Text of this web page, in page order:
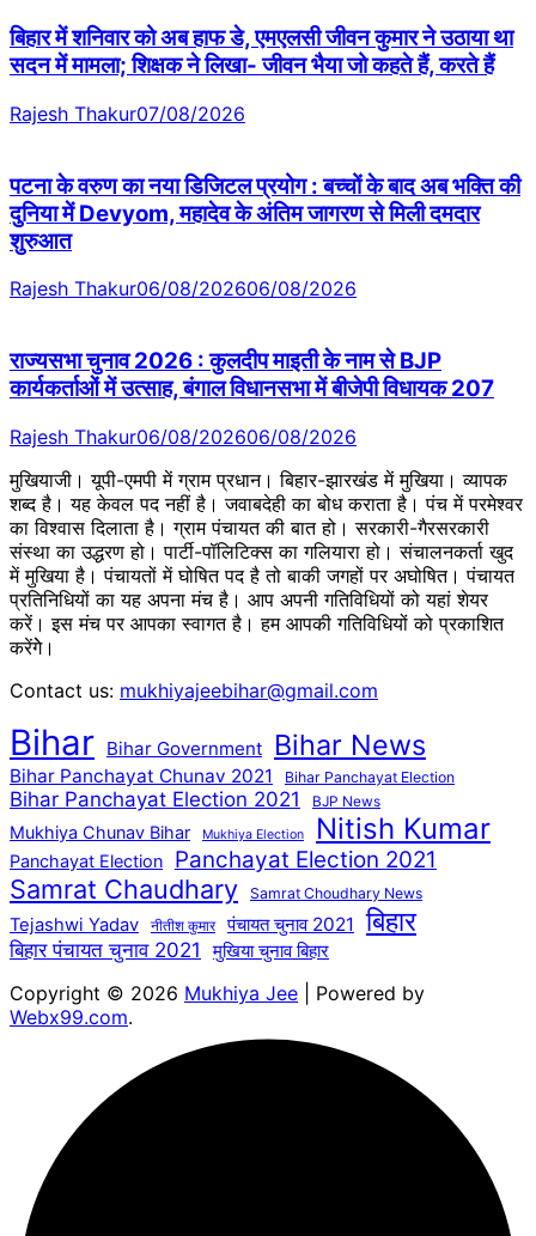
बिहार में शनिवार को अब हाफ डे, एमएलसी जीवन कुमार ने उठाया था
सदन में मामला; शिक्षक ने लिखा- जीवन भैया जो कहते हैं, करते हैं
Rajesh Thakur07/08/2026
पटना के वरुण का नया डिजिटल प्रयोग : बच्चों के बाद अब भक्ति की
दुनिया में Devyom, महादेव के अंतिम जागरण से मिली दमदार
शुरुआत
Rajesh Thakur06/08/202606/08/2026
राज्यसभा चुनाव 2026 : कुलदीप माइती के नाम से BJP
कार्यकर्ताओं में उत्साह, बंगाल विधानसभा में बीजेपी विधायक 207
Rajesh Thakur06/08/202606/08/2026
मुखियाजी। यूपी-एमपी में ग्राम प्रधान। बिहार-झारखंड में मुखिया। व्यापक
शब्द है। यह केवल पद नहीं है। जवाबदेही का बोध कराता है। पंच में परमेश्वर
का विश्वास दिलाता है। ग्राम पंचायत की बात हो। सरकारी-गैरसरकारी
संस्था का उद्धरण हो। पार्टी-पॉलिटिक्स का गलियारा हो। संचालनकर्ता खुद
में मुखिया है। पंचायतों में घोषित पद है तो बाकी जगहों पर अघोषित। पंचायत
प्रतिनिधियों का यह अपना मंच है। आप अपनी गतिविधियों को यहां शेयर
करें। इस मंच पर आपका स्वागत है। हम आपकी गतिविधियों को प्रकाशित
करेंगेे।
Contact us: mukhiyajeebihar@gmail.com
Bihar Bihar Government Bihar News
Bihar Panchayat Chunav 2021 Bihar Panchayat Election
Bihar Panchayat Election 2021 BJP News
Mukhiya Chunav Bihar Mukhiya Election Nitish Kumar
Panchayat Election Panchayat Election 2021
Samrat Chaudhary Samrat Choudhary News
Tejashwi Yadav नीतीश कुमार पंचायत चुनाव 2021 बिहार
बिहार पंचायत चुनाव 2021 मुखिया चुनाव बिहार
Copyright © 2026 Mukhiya Jee | Powered by
Webx99.com.